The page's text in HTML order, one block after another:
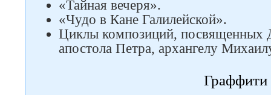
«Тайная вечеря».
«Чудо в Кане Галилейской».
Циклы композиций, посвященных
апостола Петра, архангелу
Граффити